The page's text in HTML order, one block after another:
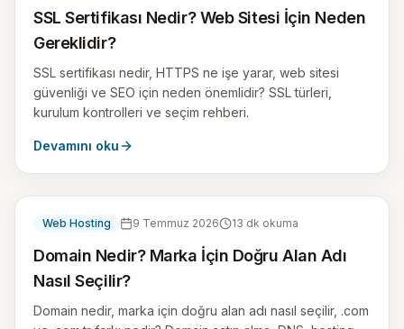
SSL Sertifikası Nedir? Web Sitesi İçin Neden
Gereklidir?
SSL sertifikası nedir, HTTPS ne işe yarar, web sitesi
güvenliği ve SEO için neden önemlidir? SSL türleri,
kurulum kontrolleri ve seçim rehberi.
Devamını oku
Web Hosting 9 Temmuz 2026 13 dk okuma
Domain Nedir? Marka İçin Doğru Alan Adı
Nasıl Seçilir?
Domain nedir, marka için doğru alan adı nasıl seçilir, .com